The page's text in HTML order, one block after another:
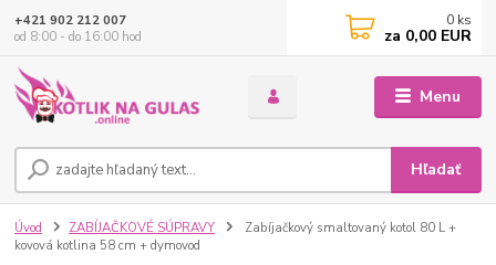
Menu
Hľadať
+421 902 212 007
od 8:00 - do 16:00 hod
0 ks
za 0,00 EUR
Úvod ZABÍJAČKOVÉ SÚPRAVY
Zabíjačkový smaltovaný kotol 80 L +
kovová kotlina 58 cm + dymovod